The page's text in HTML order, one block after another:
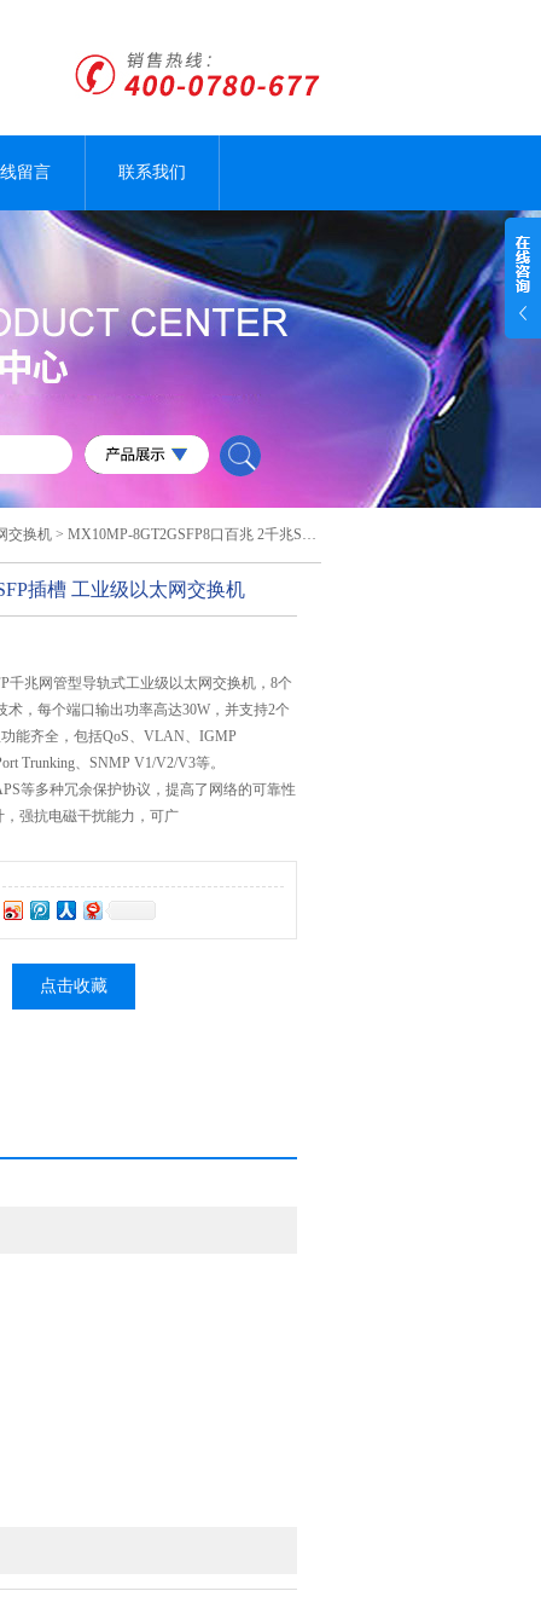
留言 联系我们
交换机 > MX10MP-8GT2GSFP8口百兆 2千兆SFP插槽 工业级以太网交换机
插槽 工业级以太网交换机
千兆网管型导轨式工业级以太网交换机，8个
术，每个端口输出功率高达30W，并支持2个
能齐全，包括QoS、VLAN、IGMP
Trunking、SNMP V1/V2/V3等。
等多种冗余保护协议，提高了网络的可靠性
强抗电磁干扰能力，可广
点击收藏